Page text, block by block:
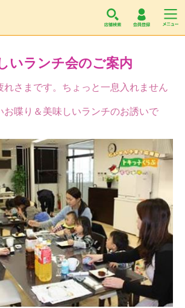
いランチ会のご案内
れさまです。ちょっと一息入れません
お喋り＆美味しいランチのお誘いで